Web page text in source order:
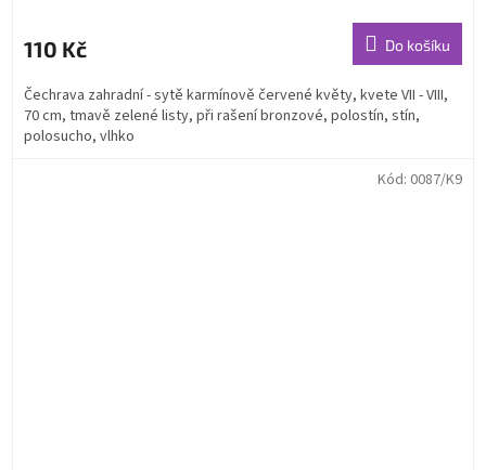
110 Kč Do košíku
Čechrava zahradní - sytě karmínově červené květy, kvete VII - VIII,
70 cm, tmavě zelené listy, při rašení bronzové, polostín, stín,
polosucho, vlhko
Kód: 0087/K9